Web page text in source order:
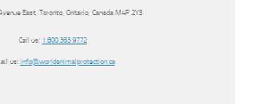
East, Toronto, Ontario, Canada M4P 2Y3
Call us: 1 800 363 9772
us: info@worldanimalprotection.ca